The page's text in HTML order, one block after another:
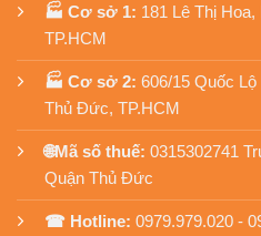
🏭 Cơ sở 1: 181 Lê Thị
TP.HCM
🏭 Cơ sở 2: 606/15 Quốc
Thủ Đức, TP.HCM
🌐Mã số thuế: 0315302741
Quận Thủ Đức
☎ Hotline: 0979.979.020 -